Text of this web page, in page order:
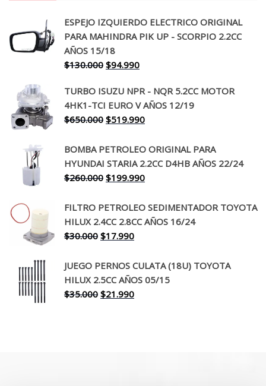
ESPEJO IZQUIERDO ELECTRICO ORIGINAL
PARA MAHINDRA PIK UP - SCORPIO 2.2CC
AÑOS 15/18
$130.000 El
original
era:
$130.000.
$94.990El
actual
es:
$94.990.
TURBO ISUZU NPR - NQR 5.2CC MOTOR
4HK1-TCI EURO V AÑOS 12/19
$650.000 El
original
era:
$650.000.
$519.990El
actual
es:
$519.990.
BOMBA PETROLEO ORIGINAL PARA
HYUNDAI STARIA 2.2CC D4HB AÑOS 22/24
$260.000 El
original
era:
$260.000.
$199.990El
actual
es:
FILTRO PETROLEO SEDIMENTADOR TOYOTA
HILUX 2.4CC 2.8CC AÑOS 16/24
$30.000 El
original
era:
$30.000.
$17.990El
actual
es:
$17.990.
JUEGO PERNOS CULATA (18U) TOYOTA
HILUX 2.5CC AÑOS 05/15
$35.000 El
$21.990El